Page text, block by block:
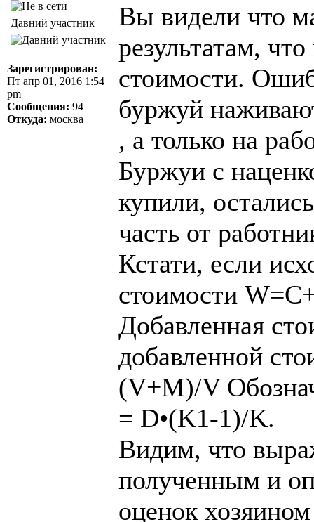
Давний участник
Зарегистрирован:
Пт апр 01, 2016 1:54
pm
Сообщения: 94
Откуда: москва
Вы видели что
результатам,
стоимости.
буржуй
, а только на
Буржуи с
купили,
часть от
Кстати, если
стоимости
Добавленная
добавленной
(V+M)/V
= D•(K1-1)/K.
Видим, что
полученным и
оценок